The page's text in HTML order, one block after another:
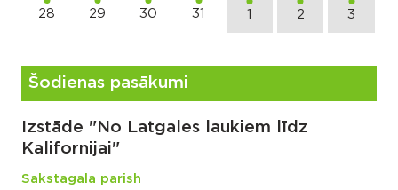
28 29 30 31 1 2 3
Šodienas pasākumi
Izstāde "No Latgales laukiem līdz
Kalifornijai"
Sakstagala parish